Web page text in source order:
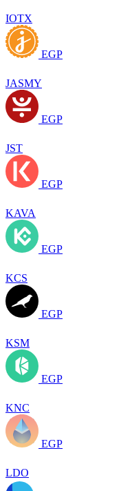
IOTX
EGP
JASMY
EGP
JST
EGP
KAVA
EGP
KCS
EGP
KSM
EGP
KNC
EGP
LDO